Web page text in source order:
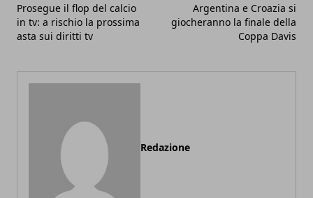
Prosegue il flop del calcio
in tv: a rischio la prossima
asta sui diritti tv
Argentina e Croazia si
giocheranno la finale della
Coppa Davis
Redazione